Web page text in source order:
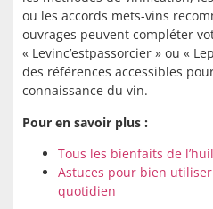
ou les accords mets-vins
ouvrages peuvent compléter
« Levinc’estpassorcier » ou «
des références accessibles
connaissance du vin.
Pour en savoir plus :
Tous les bienfaits de
Astuces pour bien
quotidien